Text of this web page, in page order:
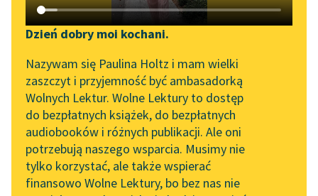
Katalog DAISY
Podkasty o książkach
Zgłoś brak utworu
Aktualności
Byliśmy częścią AI Impact
Lab
Zapraszamy na spotkanie
online z tłumaczkami
literatury skandynawskiej
Narzędzia
Mapa Wolnych Lektur
Leśmianator
Przewodnik dla piszących i
czytających
Dzień dobry moi kochani.
Nazywam się Paulina Holtz i mam wielki
zaszczyt i przyjemność być ambasadorką
Wolnych Lektur. Wolne Lektury to dostęp
do bezpłatnych książek, do bezpłatnych
audiobooków i różnych publikacji. Ale oni
potrzebują naszego wsparcia. Musimy nie
tylko korzystać, ale także wspierać
finansowo Wolne Lektury, bo bez nas nie
pobierz książkę